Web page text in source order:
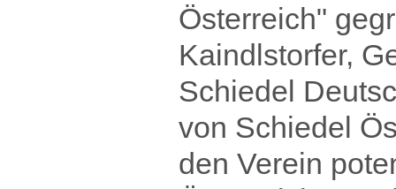
Österreich"
Kaindlstorfer,
Schiedel
von Schiedel
den Verein